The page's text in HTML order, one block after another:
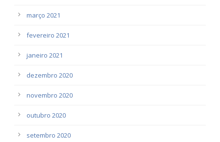
março 2021
fevereiro 2021
janeiro 2021
dezembro 2020
novembro 2020
outubro 2020
setembro 2020